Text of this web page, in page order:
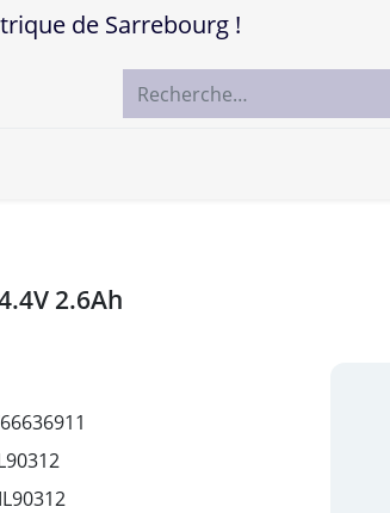
de Sarrebourg !
2.6Ah